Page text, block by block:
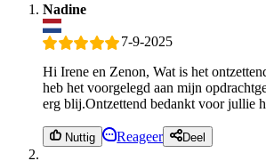
Nadine
7-9-2025
Hi Irene en Zenon, Wat is het
heb het voorgelegd aan mijn
erg blij.Ontzettend bedankt voor jullie
Nuttig Reageer Deel